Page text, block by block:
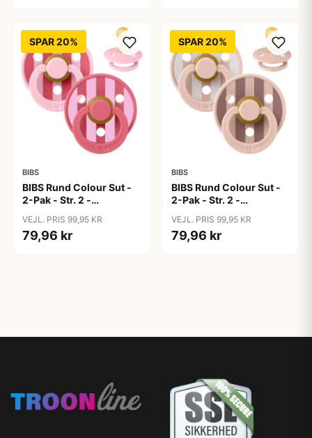
SPAR 20%
BIBS
BIBS Rund Colour Sut -
2-Pak - Str. 2 -
Studio - Baby Pink/Coral
Mix
VEJL. PRIS 99,95 KR
79,96 kr
SPAR 20%
BIBS
BIBS Rund Colour Sut -
2-Pak - Str. 2 -
Studio - Blush Mix
VEJL. PRIS 99,95 KR
79,96 kr